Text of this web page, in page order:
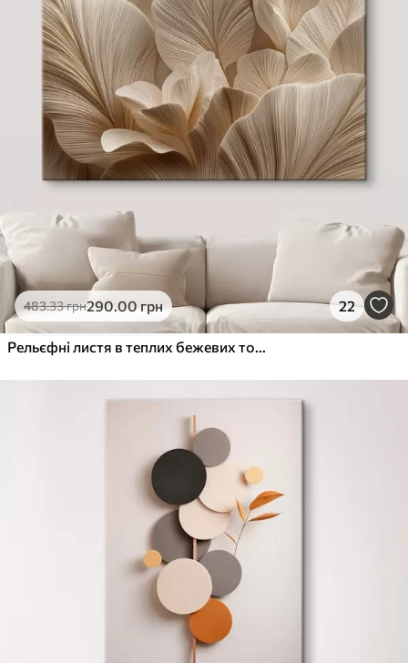
483.33грн290.00грн 22
Рельєфні листя в теплих бежевих тонах